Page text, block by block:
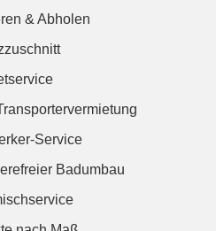
& Abholen
Service
Badumbau